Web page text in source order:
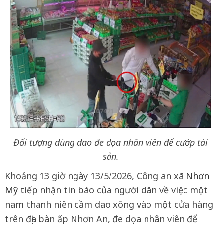
Đối tượng dùng dao đe dọa nhân viên để cướp tài
sản.
Khoảng 13 giờ ngày 13/5/2026, Công an xã Nhơn
Mỹ tiếp nhận tin báo của người dân về việc một
nam thanh niên cầm dao xông vào một cửa hàng
trên địa bàn ấp Nhơn An, đe dọa nhân viên để